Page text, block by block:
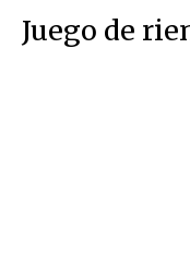
Juego de